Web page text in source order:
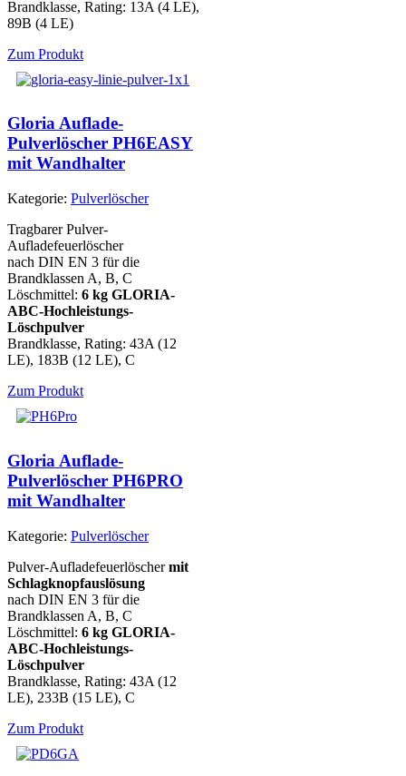
Brandklasse, Rating: 13A (4 LE),
89B (4 LE)
Zum Produkt
Gloria Auflade-
Pulverlöscher PH6EASY
mit Wandhalter
Kategorie: Pulverlöscher
Tragbarer Pulver-
Aufladefeuerlöscher
nach DIN EN 3 für die
Brandklassen A, B, C
Löschmittel: 6 kg GLORIA-
ABC-Hochleistungs-
Löschpulver
Brandklasse, Rating: 43A (12
LE), 183B (12 LE), C
Zum Produkt
Gloria Auflade-
Pulverlöscher PH6PRO
mit Wandhalter
Kategorie: Pulverlöscher
Pulver-Aufladefeuerlöschermit
Schlagknopfauslösung
nach DIN EN 3 für die
Brandklassen A, B, C
Löschmittel: 6 kg GLORIA-
ABC-Hochleistungs-
Löschpulver
Brandklasse, Rating: 43A (12
LE), 233B (15 LE), C
Zum Produkt